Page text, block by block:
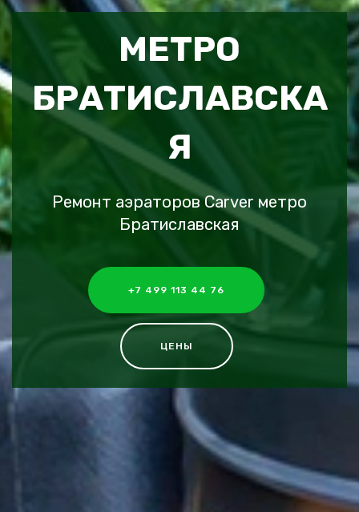
МЕТРО
БРАТИСЛАВСКА
Я
Ремонт аэраторов Carver метро
Братиславская
+7 499 113 44 76
ЦЕНЫ